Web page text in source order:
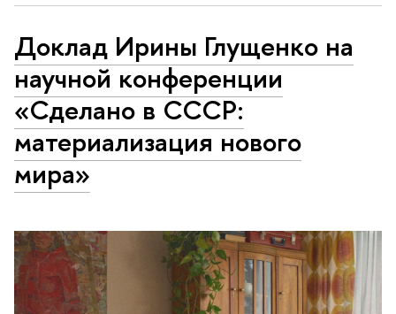
Доклад Ирины Глущенко на
научной конференции
«Сделано в СССР:
материализация нового
мира»